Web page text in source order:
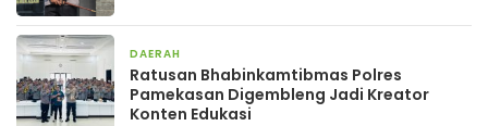
DAERAH
Ratusan Bhabinkamtibmas Polres
Pamekasan Digembleng Jadi Kreator
Konten Edukasi